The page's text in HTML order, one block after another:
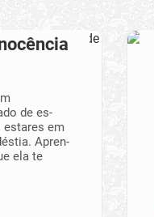
de es­
estares em
Apren­
ela te